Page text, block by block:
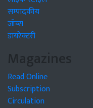
सम्पादकीय
जॉब्स
डायरेक्टरी
Magazines
Read Online
Subscription
Circulation